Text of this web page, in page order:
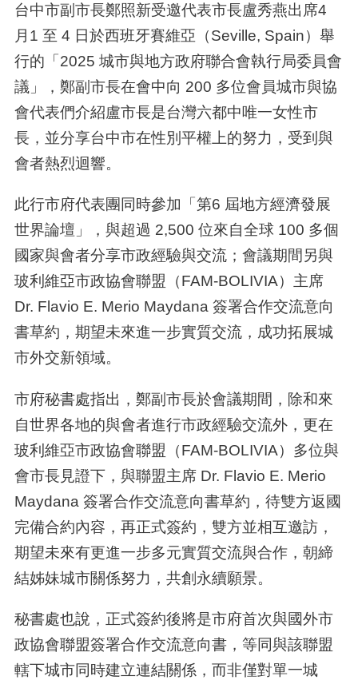
台中市副市長鄭照新受邀代表市長盧秀燕出席4
月 1 至 4 日於西班牙賽維亞（Seville, Spain）舉
行的「2025 城市與地方政府聯合會執行局委員會
議」，鄭副市長在會中向 200 多位會員城市與協
會代表們介紹盧市長是台灣六都中唯一女性市
長，並分享台中市在性別平權上的努力，受到與
會者熱烈迴響。
此行市府代表團同時參加「第6 屆地方經濟發展
世界論壇」，與超過 2,500 位來自全球 100 多個
國家與會者分享市政經驗與交流；會議期間另與
玻利維亞市政協會聯盟（FAM-BOLIVIA）主席
Dr. Flavio E. Merio Maydana 簽署合作交流意向
書草約，期望未來進一步實質交流，成功拓展城
市外交新領域。
市府秘書處指出，鄭副市長於會議期間，除和來
自世界各地的與會者進行市政經驗交流外，更在
玻利維亞市政協會聯盟（FAM-BOLIVIA）多位與
會市長見證下，與聯盟主席Dr. Flavio E. Merio
Maydana 簽署合作交流意向書草約，待雙方返國
完備合約內容，再正式簽約，雙方並相互邀訪，
期望未來有更進一步多元實質交流與合作，朝締
結姊妹城市關係努力，共創永續願景。
秘書處也說，正式簽約後將是市府首次與國外市
政協會聯盟簽署合作交流意向書，等同與該聯盟
轄下城市同時建立連結關係，而非僅對單一城